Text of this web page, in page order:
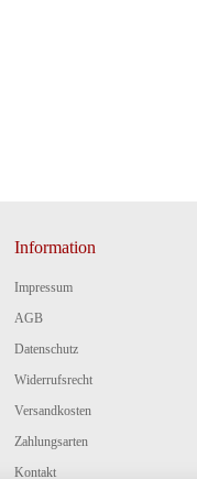
Information
Impressum
AGB
Datenschutz
Widerrufsrecht
Versandkosten
Zahlungsarten
Kontakt